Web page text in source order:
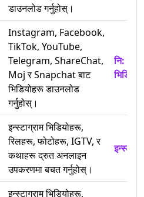
डाउनलोड गर्नुहोस्।
Instagram, Facebook,
TikTok, YouTube,
Telegram, ShareChat,
Moj र Snapchat बाट
भिडियोहरू डाउनलोड
गर्नुहोस्।
नि:
भिडियो
इन्स्टाग्राम भिडियोहरू,
रिलहरू, फोटोहरू, IGTV, र
कथाहरू द्रुत अनलाइन
उपकरणमा बचत गर्नुहोस्।
इन्स्टाग्राम भिडियोहरू,